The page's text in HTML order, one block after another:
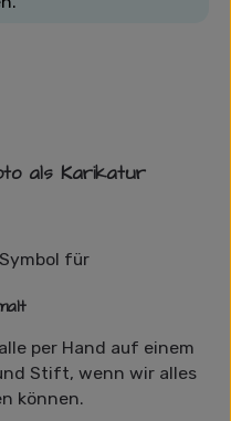
als Karikatur
per Hand auf einem
Stift, wenn wir alles
können.